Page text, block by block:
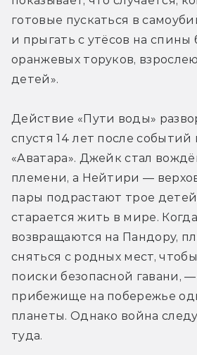
готовые пускаться в
и прыгать с утёсов на спины
оранжевых торуков,
детей».
Действие «Пути воды»
спустя 14 лет после событий
«Аватара». Джейк стал
племени, а Нейтири —
пары подрастают трое
старается жить в мире.
возвращаются на Пандору,
сняться с родных мест,
поиски безопасной гавани,
прибежище на побережье
планеты. Однако война
туда.